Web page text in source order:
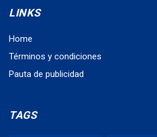
LINKS
Home
Términos y condiciones
Pauta de publicidad
TAGS